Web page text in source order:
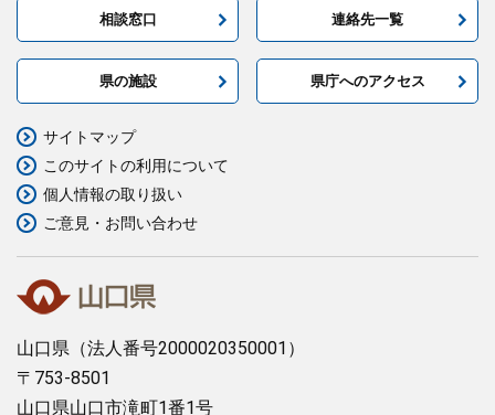
相談窓口 連絡先一覧
県の施設 県庁へのアクセス
山口県 （法人番号2000020350001）
〒753-8501
山口県山口市滝町1番1号
サイトマップ
このサイトの利用について
個人情報の取り扱い
ご意見・お問い合わせ